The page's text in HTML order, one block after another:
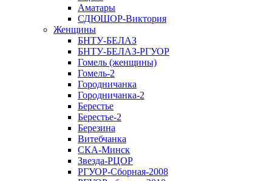
Аматары
СДЮШОР-Виктория
Женщины
БНТУ-БЕЛАЗ
БНТУ-БЕЛАЗ-РГУОР
Гомель (женщины)
Гомель-2
Городничанка
Городничанка-2
Берестье
Берестье-2
Березина
Витебчанка
СКА-Минск
Звезда-РЦОР
РГУОР-Сборная-2008